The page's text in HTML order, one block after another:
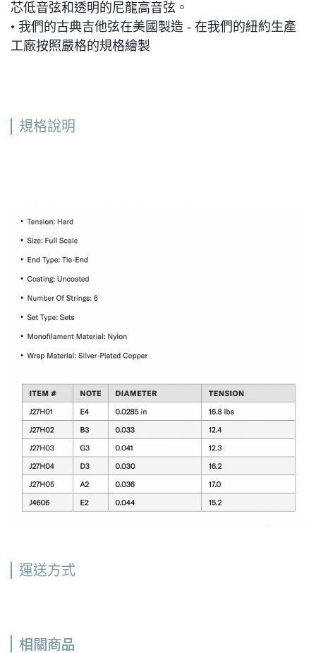
芯低音弦和透明的尼龍高音弦。
• 我們的古典吉他弦在美國製造 - 在我們的紐約生產
工廠按照嚴格的規格繪製
規格說明
運送方式
相關商品